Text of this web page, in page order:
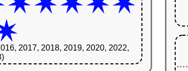
2017, 2018, 2019, 2020, 2022,